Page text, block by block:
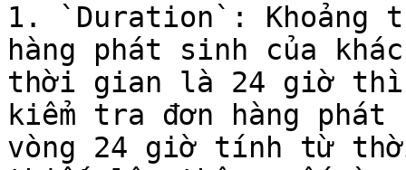
1. `Duration`: Khoảng
hàng phát sinh của
thời gian là 24 giờ
kiểm tra đơn hàng phát
vòng 24 giờ tính từ